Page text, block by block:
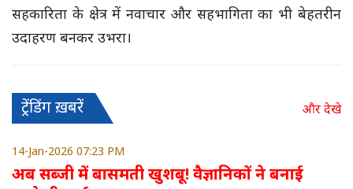
सहकारिता के क्षेत्र में नवाचार और सहभागिता का भी बेहतरीन
उदाहरण बनकर उभरा।
ट्रेंडिंग ख़बरें और देखे
14-Jan-2026 07:23 PM
अब सब्जी में बासमती खुशबू! वैज्ञानिकों ने बनाई